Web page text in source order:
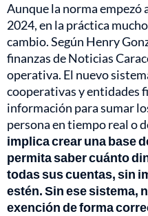
Aunque la norma empezó
2024, en la práctica
cambio. Según Henry
finanzas de Noticias
operativa. El nuevo
cooperativas y entidades
información para sumar
persona en tiempo real o
implica crear una base
permita saber cuánto
todas sus cuentas, sin
estén. Sin ese sistema,
exención de forma